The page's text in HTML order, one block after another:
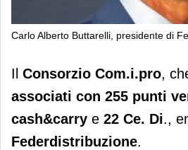
Carlo Alberto Buttarelli, presidente di
Il Consorzio Com.i.pro
parte di
Il Consorzio Com.i.pro,
associati con 255 punti
cash&carry e 22 Ce. Di.,
Federdistribuzione.